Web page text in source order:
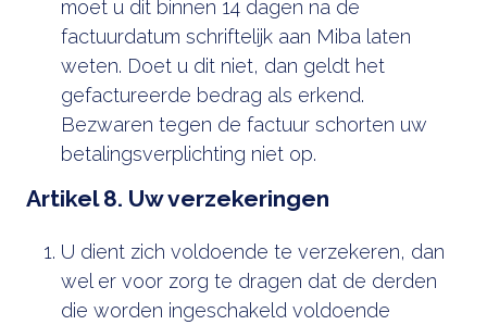
moet u dit binnen 14 dagen na de
factuurdatum schriftelijk aan Miba laten
weten. Doet u dit niet, dan geldt het
gefactureerde bedrag als erkend.
Bezwaren tegen de factuur schorten uw
betalingsverplichting niet op.
Artikel 8. Uw verzekeringen
U dient zich voldoende te verzekeren, dan
wel er voor zorg te dragen dat de derden
die worden ingeschakeld voldoende